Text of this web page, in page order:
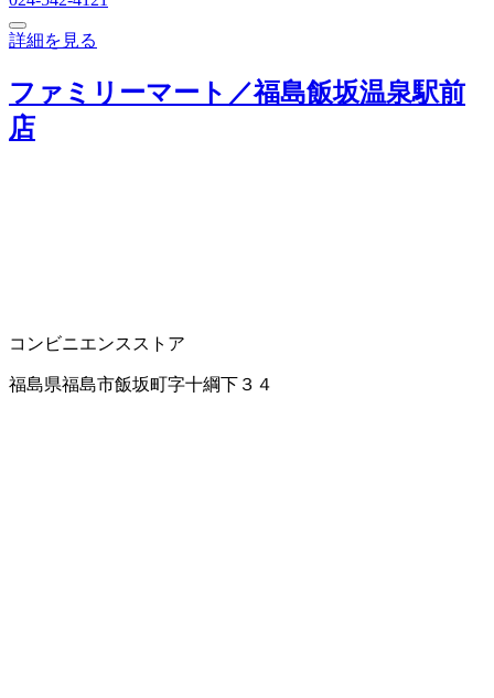
詳細を見る
ファミリーマート／福島飯坂温泉駅前
店
コンビニエンスストア
福島県福島市飯坂町字十綱下３４